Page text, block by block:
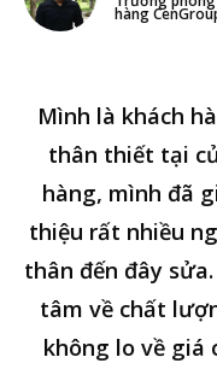
hàng
Mình là khách
thân thiết tại
hàng, mình đã
thiệu rất nhiều
thân đến đây sửa.
tâm về chất
không lo về giá